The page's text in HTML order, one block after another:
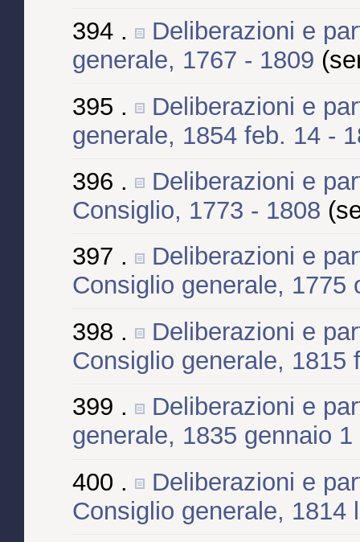
394 .
Deliberazioni e
generale, 1767 - 1809
395 .
Deliberazioni e
generale, 1854 feb. 14 -
396 .
Deliberazioni e
Consiglio, 1773 - 1808
397 .
Deliberazioni e
Consiglio generale,
398 .
Deliberazioni e
Consiglio generale,
399 .
Deliberazioni e
generale, 1835 gennaio
400 .
Deliberazioni e
Consiglio generale,